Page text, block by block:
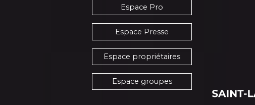
Espace Pro
Espace Presse
Espace propriétaires
Espace groupes